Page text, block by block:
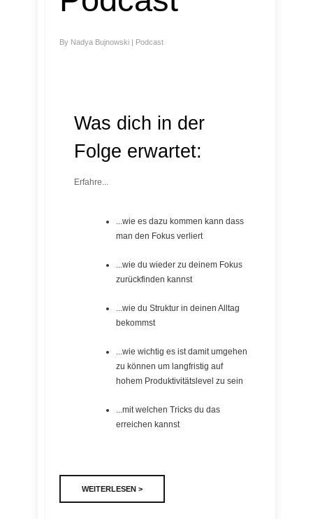
By Nadya Bujnowski | Podcast
Was dich in der
Folge erwartet:
Erfahre...
...wie es dazu kommen kann dass
man den Fokus verliert
...wie du wieder zu deinem Fokus
zurückfinden kannst
...wie du Struktur in deinen Alltag
bekommst
...wie wichtig es ist damit umgehen
zu können um langfristig auf
hohem Produktivitätslevel zu sein
...mit welchen Tricks du das
erreichen kannst
WEITERLESEN >